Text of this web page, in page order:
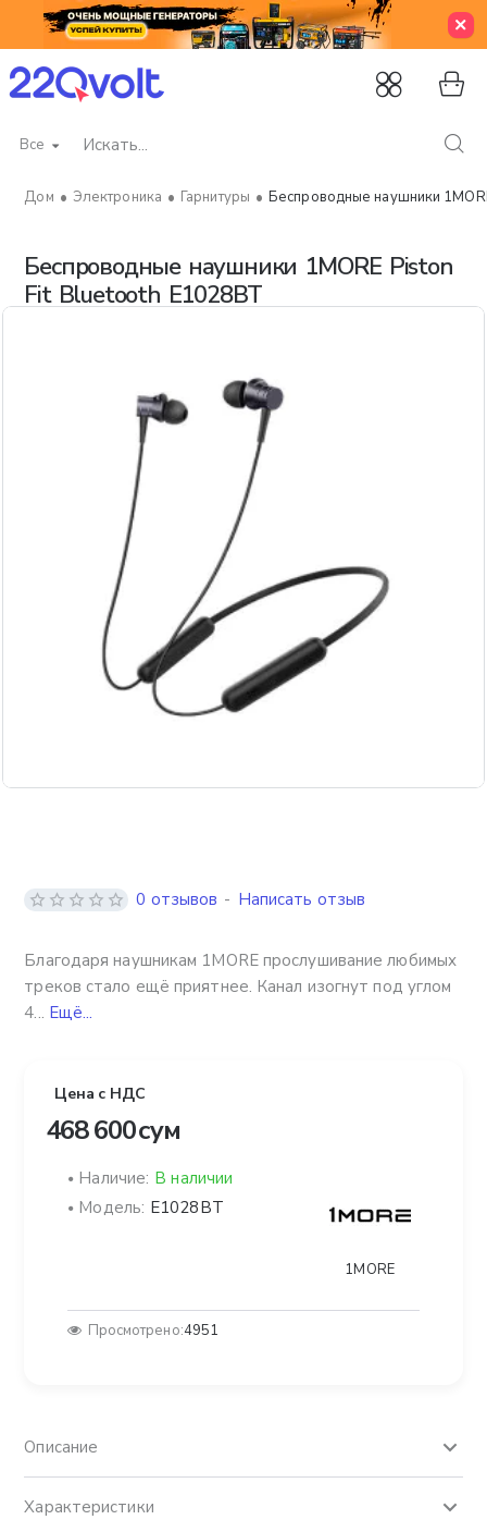
Все
Искать...
Беспроводные наушники 1MORE Piston
Fit Bluetooth E1028BT
Электроника Гарнитуры Беспроводные наушники
Благодаря наушникам 1MORE прослушивание любимых
треков стало ещё приятнее. Канал изогнут под углом
4... Ещё...
0 отзывов - Написать отзыв
Цена с НДС
468 600 сум
Наличие: В наличии
Модель: E1028BT
1MORE
Просмотрено:4951
Описание
Характеристики